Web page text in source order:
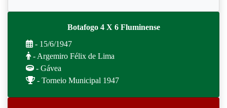
Botafogo 4 X 6 Fluminense
- 15/6/1947
- Argemiro Félix de Lima
- Gávea
- Torneio Municipal 1947